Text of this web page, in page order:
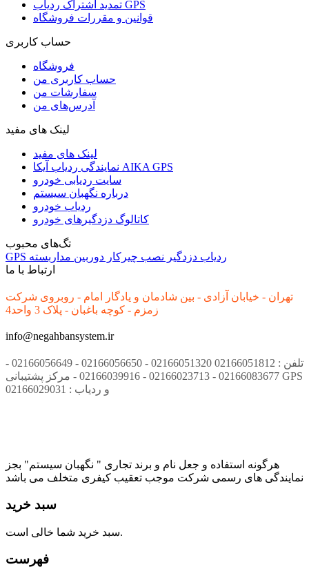
تمدید اشتراک ردیاب GPS
قوانین و مقررات فروشگاه
حساب کاربری
فروشگاه
حساب کاربری من
سفارشات من
آدرس‌های من
لینک های مفید
لینک های مفید
نمایندگی ردیاب آیکا AIKA GPS
سایت ردیابی خودرو
درباره نگهبان سیستم
ردیاب خودرو
کاتالوگ دزدگیرهای خودرو
تگ‌های محبوب
GPS
ردیاب دزدگیر نصب چیرکار دوربین مداربسته
ارتباط با ما
تهران - خیابان آزادی - بین شادمان و یادگار امام - روبروی شرکت
زمزم - کوچه باغبان - پلاک 3 واحد4
info@negahbansystem.ir
تلفن : 02166051812 02166051320 - 02166056650 - 02166056649 -
02166083677 - 02166023713 - 02166039916 - مرکز پشتیبانی GPS
و ردیاب : 02166029031
هرگونه استفاده و جعل نام و برند تجاری " نگهبان سیستم" بجز
نمایندگی های رسمی شرکت موجب تعقیب کیفری متخلف می باشد
سبد خرید
سبد خرید شما خالی است.
فهرست